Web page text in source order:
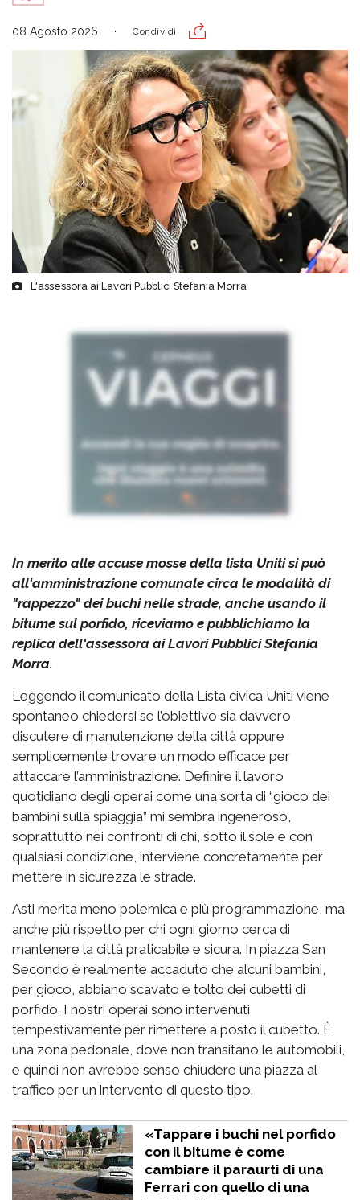
08 Agosto 2026 Condividi
L'assessora ai Lavori Pubblici Stefania Morra
In merito alle accuse mosse della lista Uniti si può
all'amministrazione comunale circa le modalità di
"rappezzo" dei buchi nelle strade, anche usando il
bitume sul porfido, riceviamo e pubblichiamo la
replica dell'assessora ai Lavori Pubblici Stefania
Morra.
Leggendo il comunicato della Lista civica Uniti viene
spontaneo chiedersi se l’obiettivo sia davvero
discutere di manutenzione della città oppure
semplicemente trovare un modo efficace per
attaccare l’amministrazione. Definire il lavoro
quotidiano degli operai come una sorta di “gioco dei
bambini sulla spiaggia” mi sembra ingeneroso,
soprattutto nei confronti di chi, sotto il sole e con
qualsiasi condizione, interviene concretamente per
mettere in sicurezza le strade.
Asti merita meno polemica e più programmazione, ma
anche più rispetto per chi ogni giorno cerca di
mantenere la città praticabile e sicura. In piazza San
Secondo è realmente accaduto che alcuni bambini,
per gioco, abbiano scavato e tolto dei cubetti di
porfido. I nostri operai sono intervenuti
tempestivamente per rimettere a posto il cubetto. È
una zona pedonale, dove non transitano le automobili,
e quindi non avrebbe senso chiudere una piazza al
traffico per un intervento di questo tipo.
«Tappare i buchi nel porfido
con il bitume è come
cambiare il paraurti di una
Ferrari con quello di una